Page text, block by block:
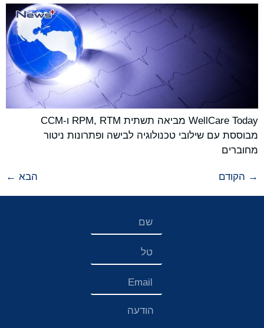
WellCare Today מביאה תשתית RPM, RTM ו-CCM
מבוססת עם שילובי טכנולוגיה לבישה ופתרונות ניטור
מחוברים
→ הקודם הבא ←